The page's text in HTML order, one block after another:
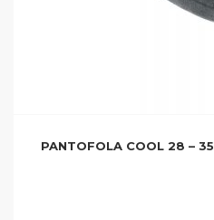
PANTOFOLA COOL 28 – 35